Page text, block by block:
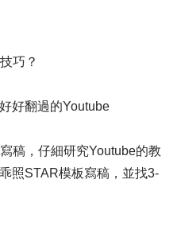
巧？
好翻過的Youtube
稿，仔細研究Youtube的教
照STAR模板寫稿，並找3-